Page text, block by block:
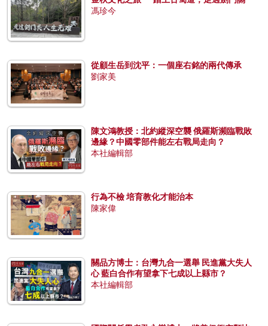
馮珍今
從顧生岳到沈平：一個座右銘的兩代傳承
劉家美
陳文鴻教授：北約縱深空襲 俄羅斯瀕臨戰敗
邊緣？中國零部件能左右戰局走向？
本社編輯部
行為不檢 培育教化才能治本
陳家偉
關品方博士：台灣九合一選舉 民進黨大失人
心 藍白合作有望拿下七成以上縣市？
本社編輯部